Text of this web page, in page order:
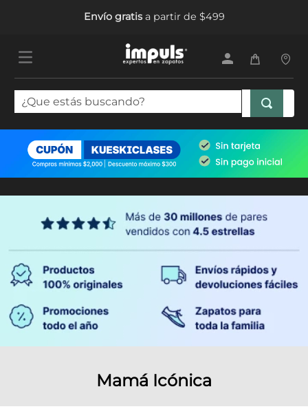
Envío gratisa partir de $499
¿Que estás buscando?
Mamá Icónica
TÉRMINOS MÁS BUSCADOS
.
tenis mujer
botas mujer
5. tenis